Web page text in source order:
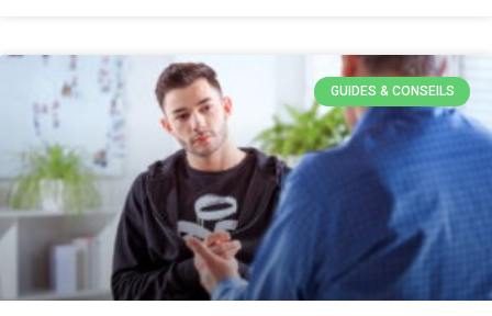
GUIDES & CONSEILS